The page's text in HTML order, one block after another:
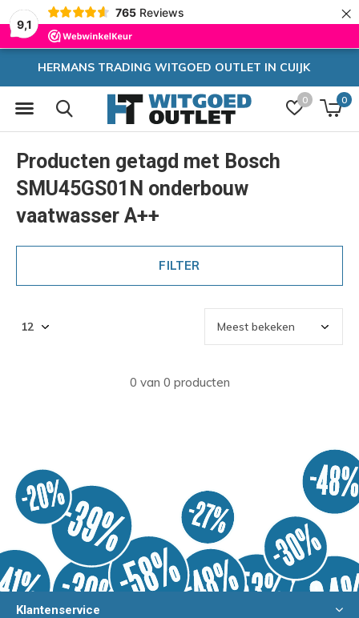
9,1
765 Reviews ×
0 0
OUTLET IN CUIJK Zeer hoge
Producten getagd met Bosch
SMU45GS01N onderbouw
vaatwasser A++
FILTER
0 van 0 producten
Klantenservice